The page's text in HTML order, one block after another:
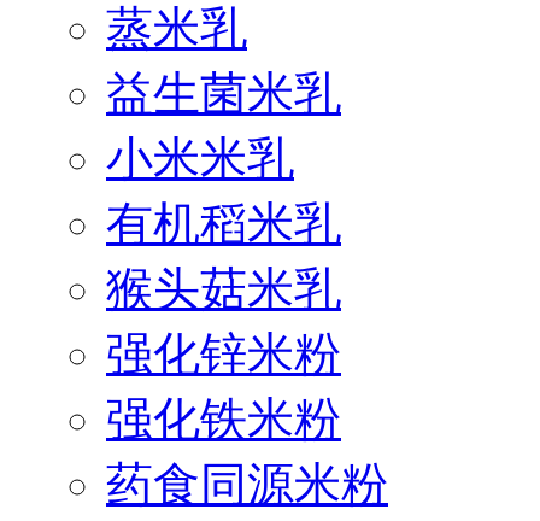
蒸米乳
益生菌米乳
小米米乳
有机稻米乳
猴头菇米乳
强化锌米粉
强化铁米粉
药食同源米粉